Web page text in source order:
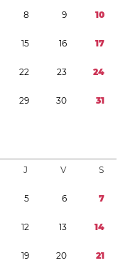
8 9 10
15 16 17
22 23 24
29 30 31
J V S
5 6 7
12 13 14
19 20 21